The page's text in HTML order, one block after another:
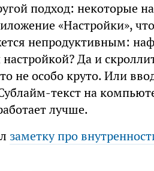
подход: некоторые
«Настройки»,
непродуктивным:
Да и
не особо круто. Или
текст на
лучше.
заметку про